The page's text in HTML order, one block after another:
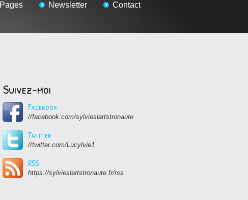
Pages Newsletter Contact
Suivez-moi
Facebook
//facebook.com/sylvieslartstronaute
Twitter
//twitter.com/Lucylvie1
RSS
https://sylvieslartstronaute.fr/rss